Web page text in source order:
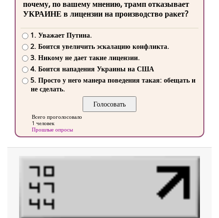
почему, по вашему мнению, трамп отказывает
УКРАИНЕ в лицензии на производство ракет?
1. Уважает Путина.
2. Боится увеличить эскалацию конфликта.
3. Никому не дает такие лицензии.
4. Боится нападения Украины на США
5. Просто у него манера поведения такая: обещать и
не сделать.
Всего проголосовало
1 человек
Прошлые опросы